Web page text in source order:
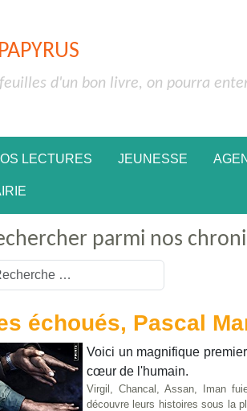
d'un bon livre, on pourra
LECTURES JEUNESSE
parmi nos
échoués, Pascal
Voici un magnifique
cœur de l'humain.
Virgil, Chancal, Assan, Iman
découvre leurs histoires sous la